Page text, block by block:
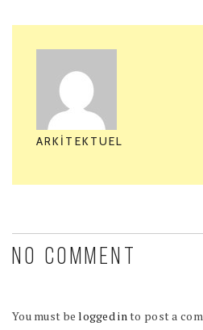
ARKITEKTUEL
NO COMMENT
You must belogged into post a